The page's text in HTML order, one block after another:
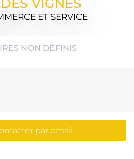
ET SERVICE
NON DÉFINIS
par email